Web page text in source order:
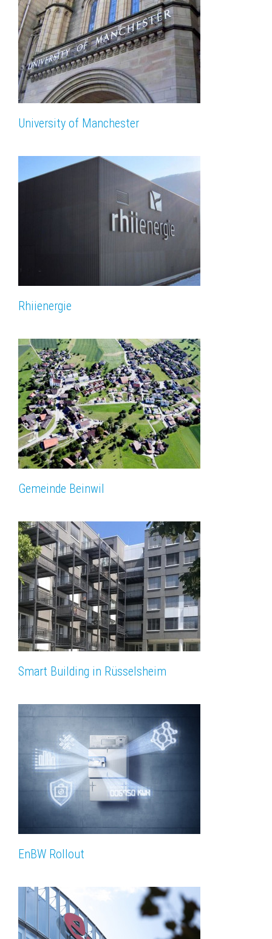
University of Manchester
Rhiienergie
Gemeinde Beinwil
Smart Building in Rüsselsheim
EnBW Rollout